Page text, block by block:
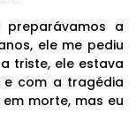
a
ele me pediu
triste, ele estava
com a tragédia
morte, mas eu